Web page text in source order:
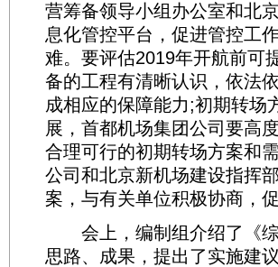
营筹备领导小组办公室和北
息化管控平台，促进管控工
难。要评估2019年开航前可
备的工程有清晰认识，依法
成相应的保障能力;初期转场
展，首都机场集团公司要高
合理可行的初期转场方案和
公司和北京新机场建设指挥
案，与有关单位积极协商，
会上，编制组介绍了《综
思路、成果，提出了实施建